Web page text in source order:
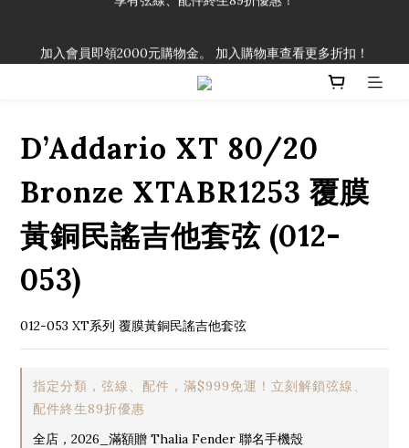
享有弦線、配件終生89折優惠！
「一生弦命！」單筆購買弦線、配件滿$999（不含運費），即可
D’Addario XT 80/20
Bronze XTABR1253 覆膜
黃銅民謠吉他套弦 (012-
053)
012-053 XT系列 覆膜黃銅民謠吉他套弦
指定分類，弦線、配件，滿$999免運！立刻解鎖弦線、
配件終生89折優惠
全店，2026_滿額贈 Thalia Fender 聯名手機殼